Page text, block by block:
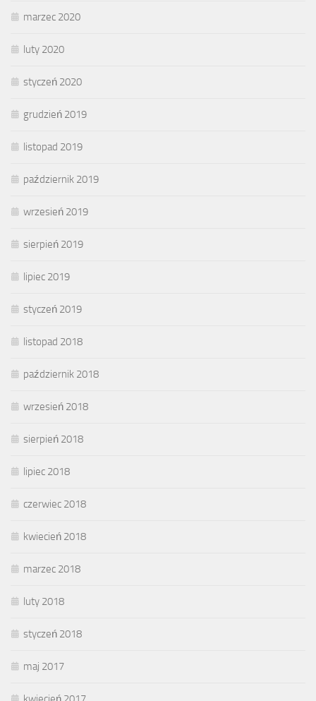
marzec 2020
luty 2020
styczeń 2020
grudzień 2019
listopad 2019
październik 2019
wrzesień 2019
sierpień 2019
lipiec 2019
styczeń 2019
listopad 2018
październik 2018
wrzesień 2018
sierpień 2018
lipiec 2018
czerwiec 2018
kwiecień 2018
marzec 2018
luty 2018
styczeń 2018
maj 2017